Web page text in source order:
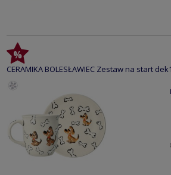
CERAMIKA BOLESŁAWIEC Zestaw na start